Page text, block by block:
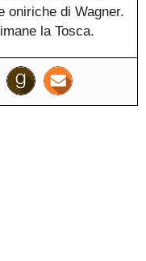
oniriche di Wagner.
la Tosca.